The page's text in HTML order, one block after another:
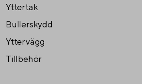
Yttertak
Bullerskydd
Yttervägg
Tillbehör